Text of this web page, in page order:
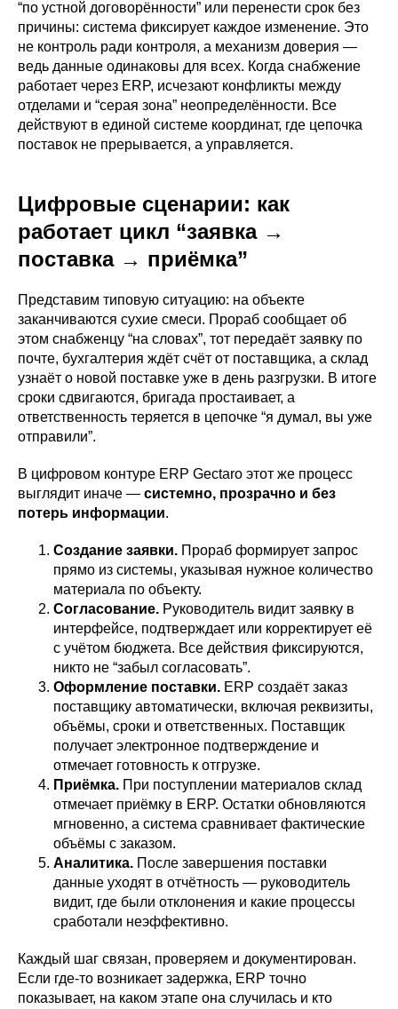
“по устной договорённости” или перенести срок без
причины: система фиксирует каждое изменение. Это
не контроль ради контроля, а механизм доверия —
ведь данные одинаковы для всех. Когда снабжение
работает через ERP, исчезают конфликты между
отделами и “серая зона” неопределённости. Все
действуют в единой системе координат, где цепочка
поставок не прерывается, а управляется.
Цифровые сценарии: как
работает цикл “заявка →
поставка → приёмка”
Представим типовую ситуацию: на объекте
заканчиваются сухие смеси. Прораб сообщает об
этом снабженцу “на словах”, тот передаёт заявку по
почте, бухгалтерия ждёт счёт от поставщика, а склад
узнаёт о новой поставке уже в день разгрузки. В итоге
сроки сдвигаются, бригада простаивает, а
ответственность теряется в цепочке “я думал, вы уже
отправили”.
В цифровом контуре ERP Gectaro этот же процесс
выглядит иначе — системно, прозрачно и без
потерь информации.
Создание заявки. Прораб формирует запрос
прямо из системы, указывая нужное количество
материала по объекту.
Согласование. Руководитель видит заявку в
интерфейсе, подтверждает или корректирует её
с учётом бюджета. Все действия фиксируются,
никто не “забыл согласовать”.
Оформление поставки. ERP создаёт заказ
поставщику автоматически, включая реквизиты,
объёмы, сроки и ответственных. Поставщик
получает электронное подтверждение и
отмечает готовность к отгрузке.
Приёмка. При поступлении материалов склад
отмечает приёмку в ERP. Остатки обновляются
мгновенно, а система сравнивает фактические
объёмы с заказом.
Аналитика. После завершения поставки
данные уходят в отчётность — руководитель
видит, где были отклонения и какие процессы
сработали неэффективно.
Каждый шаг связан, проверяем и документирован.
Если где-то возникает задержка, ERP точно
показывает, на каком этапе она случилась и кто